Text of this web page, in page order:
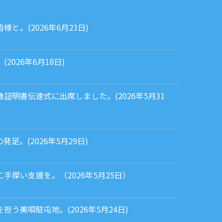
様と。(2026年6月23日)
(2026年6月18日)
明書伝達式に出席しました。(2026年5月31
発足。(2026年5月29日)
厚い支援を。（2026年5月25日）
う美唄駐屯地。(2026年5月24日)